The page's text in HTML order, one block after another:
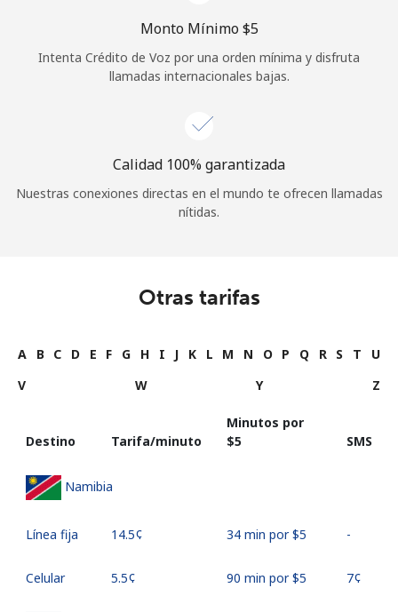
Monto Mínimo ⁦$5⁩
Intenta Crédito de Voz por una orden mínima y disfruta
llamadas internacionales bajas.
Calidad 100% garantizada
Nuestras conexiones directas en el mundo te ofrecen llamadas
nítidas.
Otras tarifas
A B C D E F G H I J K L M N O P Q R S T
U
V
W Y Z
Destino Tarifa/minuto
Minutos por
⁦$5⁩
SMS
Namibia
Línea fija ⁦14.5¢⁩ 34 min por ⁦$5⁩ -
Celular ⁦5.5¢⁩ 90 min por ⁦$5⁩ ⁦7¢⁩